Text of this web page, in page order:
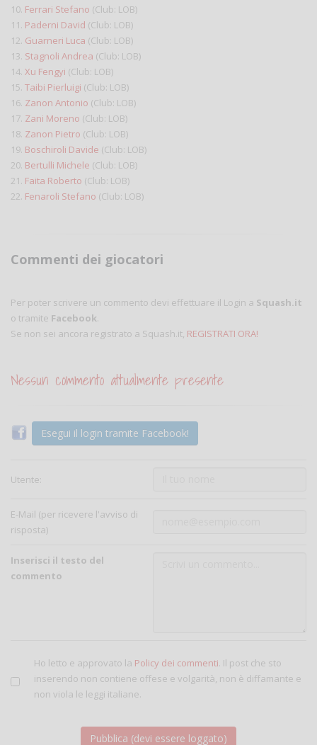
10. Ferrari Stefano (Club: LOB)
11. Paderni David (Club: LOB)
12. Guarneri Luca (Club: LOB)
13. Stagnoli Andrea (Club: LOB)
14. Xu Fengyi (Club: LOB)
15. Taibi Pierluigi (Club: LOB)
16. Zanon Antonio (Club: LOB)
17. Zani Moreno (Club: LOB)
18. Zanon Pietro (Club: LOB)
19. Boschiroli Davide (Club: LOB)
20. Bertulli Michele (Club: LOB)
21. Faita Roberto (Club: LOB)
22. Fenaroli Stefano (Club: LOB)
Commenti dei giocatori
Per poter scrivere un commento devi effettuare il Login a Squash.it
o tramite Facebook.
Se non sei ancora registrato a Squash.it, REGISTRATI ORA!
Nessun commento attualmente presente
Esegui il login tramite Facebook!
Utente:
E-Mail (per ricevere l'avviso di
risposta)
Inserisci il testo del
commento
Ho letto e approvato la Policy dei commenti. Il post che sto
inserendo non contiene offese e volgarità, non è diffamante e
non viola le leggi italiane.